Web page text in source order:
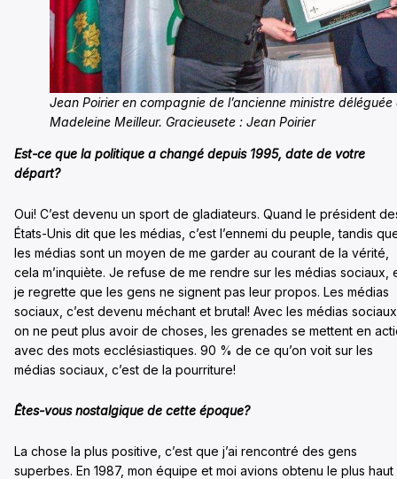
Jean Poirier en compagnie de l’ancienne ministre
Madeleine Meilleur. Gracieusete : Jean Poirier
Est-ce que la politique a changé depuis 1995, date de votre
départ?
Oui! C’est devenu un sport de gladiateurs. Quand le président
États-Unis dit que les médias, c’est l’ennemi du peuple, tandis
les médias sont un moyen de me garder au courant de la vérité,
cela m’inquiète. Je refuse de me rendre sur les médias sociaux,
je regrette que les gens ne signent pas leur propos. Les médias
sociaux, c’est devenu méchant et brutal! Avec les médias
on ne peut plus avoir de choses, les grenades se mettent en
avec des mots ecclésiastiques. 90 % de ce qu’on voit sur les
médias sociaux, c’est de la pourriture!
Êtes-vous nostalgique de cette époque?
La chose la plus positive, c’est que j’ai rencontré des gens
superbes. En 1987, mon équipe et moi avions obtenu le plus haut